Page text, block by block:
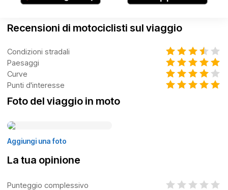
Recensioni di motociclisti sul viaggio
Condizioni stradali
Paesaggi
Curve
Punti d'interesse
Foto del viaggio in moto
Aggiungi una foto
La tua opinione
Punteggio complessivo